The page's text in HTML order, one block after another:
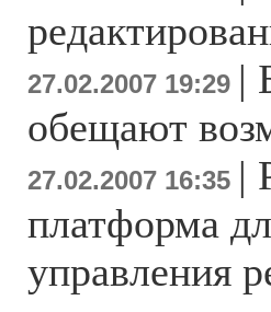
27.02.2007 19:29 |
обещают
27.02.2007 16:35 |
платформа
управления